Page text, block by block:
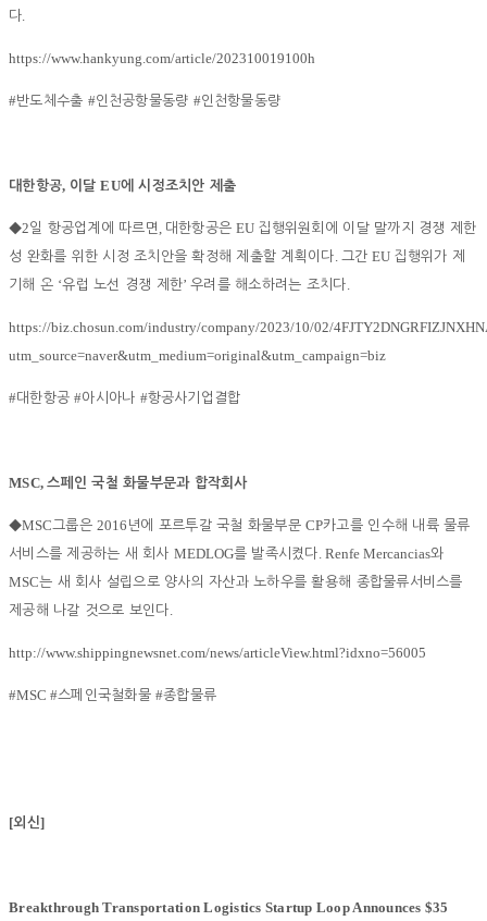
다.
https://www.hankyung.com/article/202310019100h
#반도체수출 #인천공항물동량 #인천항물동량
대한항공, 이달EU에 시정조치안 제출
◆2일 항공업계에 따르면 , 대한항공은EU 집행위원회에 이달 말까지 경쟁 제한
성 완화를 위한 시정 조치안을 확정해 제출할 계획이다. 그간EU 집행위가 제
기해 온 ‘유럽 노선 경쟁 제한’우려를 해소하려는 조치다.
https://biz.chosun.com/industry/company/2023/10/02/
utm_source=naver&utm_medium=original&utm_campaign=biz
#대한항공#아시아나 #항공사기업결합
MSC,스페인 국철 화물부문과 합작회사
◆MSC그룹은2016 년에 포르투갈 국철 화물부문CP카고를 인수해 내륙 물류
서비스를 제공하는 새 회사 MEDLOG를 발족시켰다. Renfe Mercancias와
MSC는 새 회사 설립으로 양사의 자산과 노하우를 활용해 종합물류서비스를
제공해 나갈 것으로 보인다.
http://www.shippingnewsnet.com/news/articleView.html?idxno=56005
#MSC #스페인국철화물#종합물류
[외신]
Breakthrough Transportation Logistics Startup Loop Announces $35